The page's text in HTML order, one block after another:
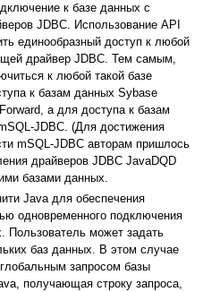
к базе данных с
JDBC. Использование API
единообразный доступ к любой
драйвер JDBC. Тем самым,
к любой такой базе
к базам данных Sybase
а для доступа к базам
JDBC. (Для достижения
mSQL-JDBC авторам пришлось
драйверов JDBC JavaDQD
базами данных.
Java для обеспечения
одновременного подключения
Пользователь может задать
баз данных. В этом случае
запросом базы
получающая строку запроса,